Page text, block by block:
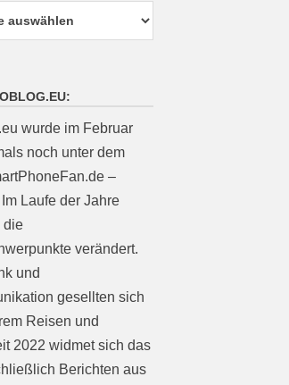
wurde im Februar
noch unter dem
–
Laufe der Jahre
die
verändert.
und
gesellten sich
Reisen und
2022 widmet sich das
Berichten aus